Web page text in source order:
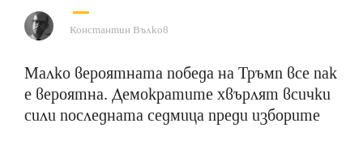
Константин Вълков
Малко вероятната победа на Тръмп все пак
е вероятна. Демократите хвърлят всички
сили последната седмица преди изборите